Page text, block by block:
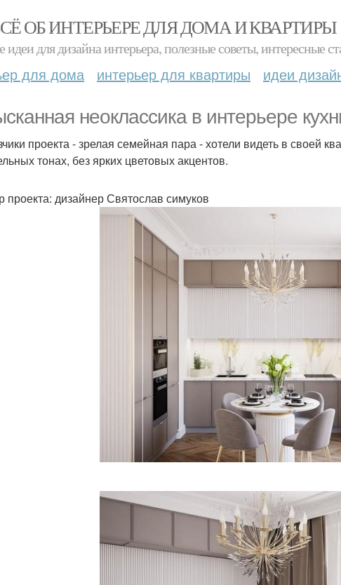
ОБ ИНТЕРЬЕРЕ ДЛЯ ДОМА И КВАРТИРЫ
для дизайна интерьера, полезные советы, интересные
для дома интерьер для квартиры идеи
неоклассика в интерьере
проекта - зрелая семейная пара - хотели видеть в своей
тонах, без ярких цветовых акцентов.
проекта: дизайнер Святослав симуков